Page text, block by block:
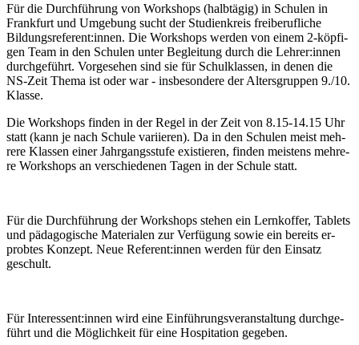
Für die Durch­füh­rung von Work­shops (halb­tä­gig) in Schu­len in
Frank­furt und Um­ge­bung sucht der Stu­di­en­kreis frei­be­ruf­li­che
Bildungsreferent:innen. Die Work­shops wer­den von ei­nem 2-köp­fi­
gen Team in den Schu­len un­ter Be­glei­tung durch die Lehrer:innen
durch­ge­führt. Vor­ge­se­hen sind sie für Schul­klas­sen, in de­nen die
NS-Zeit The­ma ist oder war - ins­be­son­de­re der Al­ters­grup­pen 9./10.
Klasse.
Die Work­shops fin­den in der Re­gel in der Zeit von 8.15-14.15 Uhr
statt (kann je nach Schu­le va­ri­ie­ren). Da in den Schu­len meist meh­
re­re Klas­sen ei­ner Jahr­gangs­stu­fe exis­tie­ren, fin­den meis­tens meh­re­
re Work­shops an ver­schie­de­nen Ta­gen in der Schu­le statt.
Für die Durch­füh­rung der Work­shops ste­hen ein Lern­kof­fer, Ta­blets
und päd­ago­gi­sche Ma­te­ria­len zur Ver­fü­gung so­wie ein be­reits er­
prob­tes Kon­zept. Neue Referent:innen wer­den für den Ein­satz
geschult.
Für Interessent:innen wird ei­ne Ein­füh­rungs­ver­an­stal­tung durch­ge­
führt und die Mög­lich­keit für ei­ne Hos­pi­ta­ti­on gegeben.